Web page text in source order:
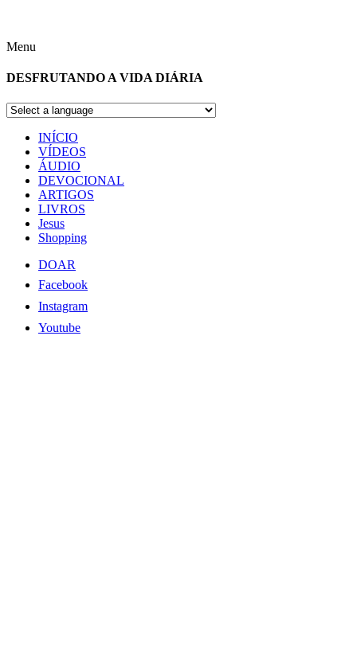
Menu
DESFRUTANDO A VIDA DIÁRIA
INÍCIO
VÍDEOS
ÁUDIO
DEVOCIONAL
ARTIGOS
LIVROS
Jesus
Shopping
DOAR
Facebook
Instagram
Youtube